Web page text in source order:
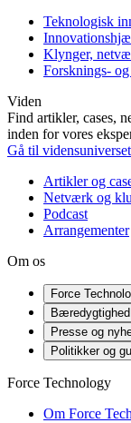
Teknologisk
Klynger,
Forsknings-
Viden
Find artikler, cases,
inden for vores
Gå til vidensuniverset
Artikler og
Netværk og
Podcast
Arrangementer
Om os
Force
Bæredygtighed
Presse og
Politikker og
Force Technology
Om Force